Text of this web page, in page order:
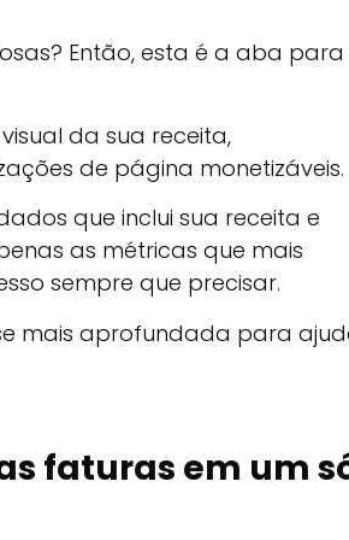
Então, esta é a aba para
da sua receita,
de página monetizáveis.
que inclui sua receita e
as métricas que mais
sempre que precisar.
mais aprofundada para
faturas em um